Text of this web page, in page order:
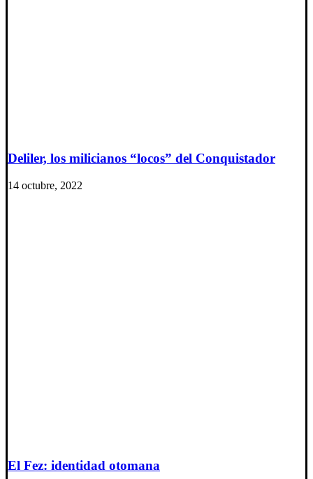
Deliler, los milicianos “locos” del Conquistador
14 octubre, 2022
El Fez: identidad otomana